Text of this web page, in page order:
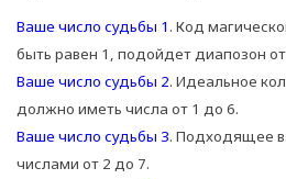
Ваше число судьбы 1 . Код
быть равен 1, подойдет диапозон
Ваше число судьбы 2. Идеальное
должно иметь числа от 1 до 6.
Ваше число судьбы 3. Подходящее
числами от 2 до 7.